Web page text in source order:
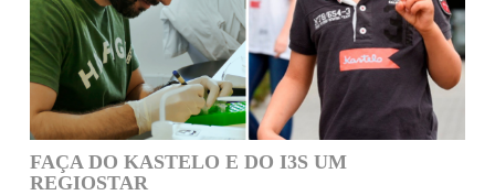
FAÇA DO KASTELO E DO I3S UM
REGIOSTAR